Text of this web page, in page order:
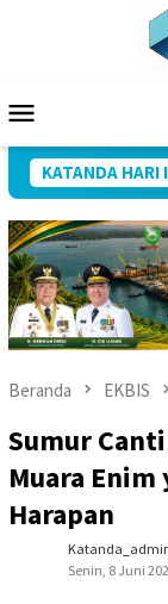
Mobile
KATANDA HARI
4 Pecahkan
Beranda EKBIS
Sumur
Muara
Harapan
Senin, 8 Juni